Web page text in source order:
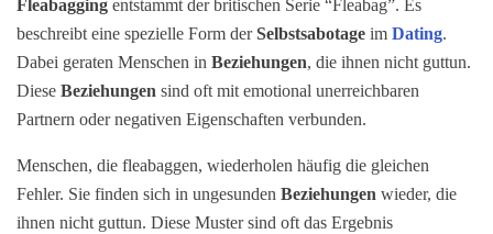
Fleabagging entstammt der britischen Serie “Fleabag”. Es
beschreibt eine spezielle Form derSelbstsabotage im Dating.
Dabei geraten Menschen in Beziehungen, die ihnen nicht guttun.
Diese Beziehungen sind oft mit emotional unerreichbaren
Partnern oder negativen Eigenschaften verbunden.
Menschen, die fleabaggen, wiederholen häufig die gleichen
Fehler. Sie finden sich in ungesunden Beziehungen wieder, die
ihnen nicht guttun. Diese Muster sind oft das Ergebnis